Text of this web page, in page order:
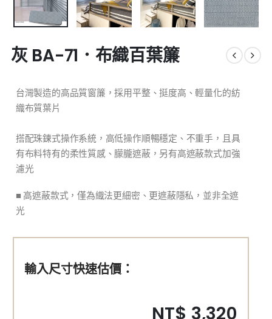
灰 BA-71．布織百葉簾
台灣製造的高品質窗簾，採用平整、挺度高、輕量化的紡
織布質葉片
搭配珠鍊式操作系統，高低操作順暢穩定、不重手，且具
有布料特有的柔性質感、朦朧遮蔽，另有高遮蔽款式加強
濾光
■ 高遮蔽款式，僅為織法更細密、更遮蔽隱私，並非全遮
光
輸入尺寸快速估價：
NT$ 3,320